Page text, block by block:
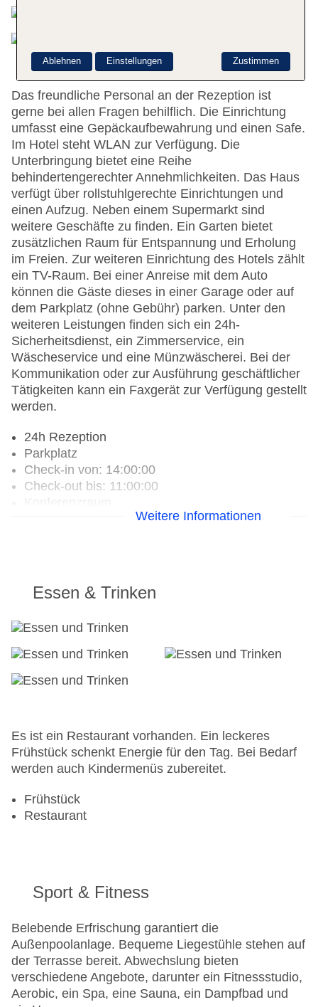
Das freundliche Personal an der Rezeption ist
gerne bei allen Fragen behilflich. Die Einrichtung
umfasst eine Gepäckaufbewahrung und einen Safe.
Im Hotel steht WLAN zur Verfügung. Die
Unterbringung bietet eine Reihe
behindertengerechter Annehmlichkeiten. Das Haus
verfügt über rollstuhlgerechte Einrichtungen und
einen Aufzug. Neben einem Supermarkt sind
weitere Geschäfte zu finden. Ein Garten bietet
zusätzlichen Raum für Entspannung und Erholung
im Freien. Zur weiteren Einrichtung des Hotels zählt
ein TV-Raum. Bei einer Anreise mit dem Auto
können die Gäste dieses in einer Garage oder auf
dem Parkplatz (ohne Gebühr) parken. Unter den
weiteren Leistungen finden sich ein 24h-
Sicherheitsdienst, ein Zimmerservice, ein
Wäscheservice und eine Münzwäscherei. Bei der
Kommunikation oder zur Ausführung geschäftlicher
Tätigkeiten kann ein Faxgerät zur Verfügung gestellt
werden.
24h Rezeption
Parkplatz
Check-in von: 14:00:00
Check-out bis: 11:00:00
Konferenzraum
Lift
Minimarkt
Anzahl der Aufzüge: 1
Haustiere
Sonnenterrasse
Liegen am Pool
Zahlungsarten: American Express, Diners Club,
Mastercard, Visa
Weitere Informationen
Essen & Trinken
Es ist ein Restaurant vorhanden. Ein leckeres
Frühstück schenkt Energie für den Tag. Bei Bedarf
werden auch Kindermenüs zubereitet.
Frühstück
Restaurant
Sport & Fitness
Belebende Erfrischung garantiert die
Außenpoolanlage. Bequeme Liegestühle stehen auf
der Terrasse bereit. Abwechslung bieten
verschiedene Angebote, darunter ein Fitnessstudio,
Aerobic, ein Spa, eine Sauna, ein Dampfbad und
Zustimmen
Ablehnen Einstellungen